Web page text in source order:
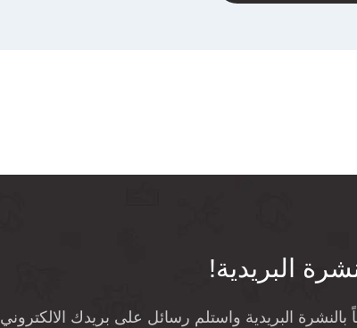
البريدية!
بالنشرة البريدية واستلم رسائل على بريدك الالكتروني